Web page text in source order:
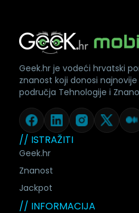
// ISTRAŽITI
Geek.hr
Znanost
Jackpot
// INFORMACIJA
Geek.hr je vodeći hrvatski
znanost koji donosi
područja Tehnologije i